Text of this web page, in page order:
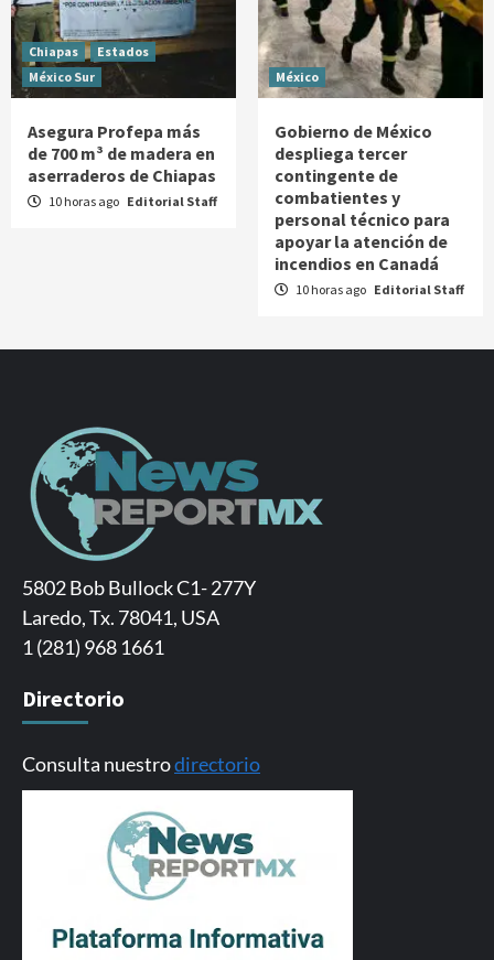
Chiapas
Estados
México Sur
Asegura Profepa más
de 700 m³ de madera en
aserraderos de Chiapas
10 horas ago Editorial Staff
México
Gobierno de México
despliega tercer
contingente de
combatientes y
personal técnico para
apoyar la atención de
incendios en Canadá
10 horas ago Editorial Staff
5802 Bob Bullock C1- 277Y
Laredo, Tx. 78041, USA
1 (281) 968 1661
Directorio
Consulta nuestrodirectorio